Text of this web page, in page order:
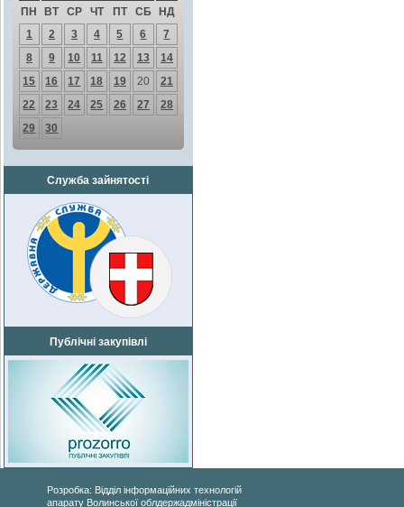
ПН ВТ СР ЧТ ПТ СБ
НД
1
2 3 4 5 6
7
8
9 10 11 12 13
14
15
16 17 18 19 20
21
22
23 24 25 26 27
28
29
30
Служба зайнятості
Публічні закупівлі
Розробка: Відділ інформаційних технологій
апарату Волинської облдержадміністрації